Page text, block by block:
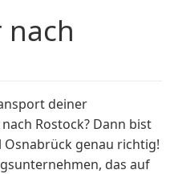
deiner
Rostock? Dann bist
genau richtig!
das auf